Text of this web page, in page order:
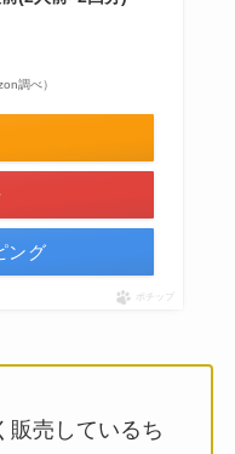
調べ）
ング
ポチップ
販売しているち